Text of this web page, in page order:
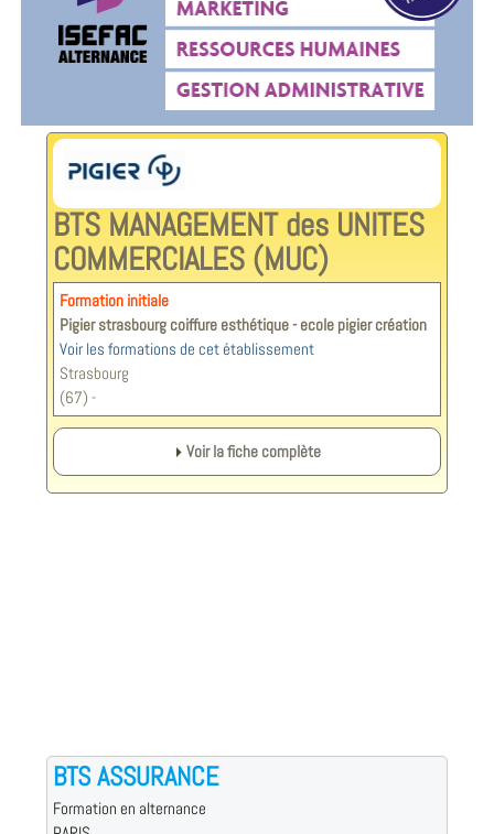
BTS MANAGEMENT des UNITES
COMMERCIALES (MUC)
Formation initiale
Pigier strasbourg coiffure esthétique - ecole pigier création
Voir les formations de cet établissement
Strasbourg
(67) -
Voir la fiche complète
BTS ASSURANCE
Formation en alternance